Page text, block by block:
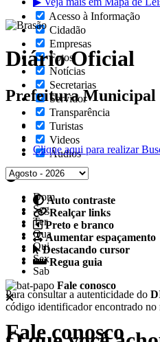
Acesso à Informação
Cidadão
Empresas
Fotos
Notícias
Secretarias
Servidor
Transparência
Turistas
Videos
Áudios
Auto contraste
Realçar links
Preto e branco
Aumentar espaçamento
Destacando cursor
Regua guia
Fale conosco
Fale conosco
Diário Oficial
Prefeitura Municipal
Clique aqui para realizar
Dom
Seg
Ter
Qua
Qui
Sex
Sab
Para consultar a autenticidade do
código identificador encontrado no